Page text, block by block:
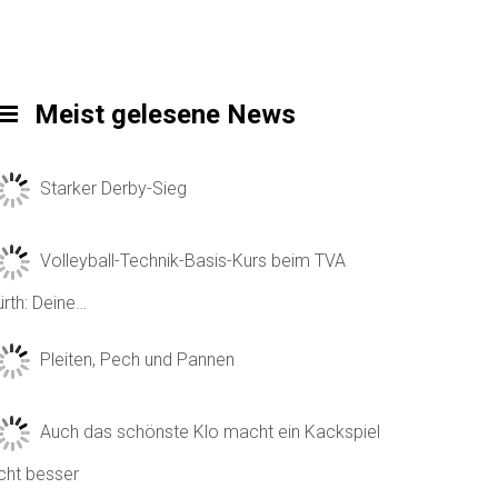
Meist gelesene News
Starker Derby-Sieg
Volleyball-Technik-Basis-Kurs beim TVA
Deine…
Pleiten, Pech und Pannen
Auch das schönste Klo macht ein Kackspiel
besser